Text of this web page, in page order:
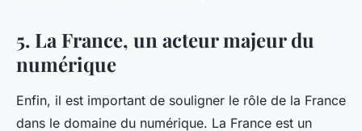
5. La France, un acteur majeur du
numérique
Enfin, il est important de souligner le rôle de la France
dans le domaine du numérique. La France est un